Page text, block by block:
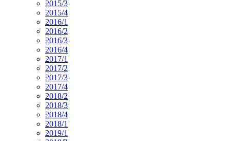
2015/3
2015/4
2016/1
2016/2
2016/3
2016/4
2017/1
2017/2
2017/3
2017/4
2018/2
2018/3
2018/4
2018/1
2019/1